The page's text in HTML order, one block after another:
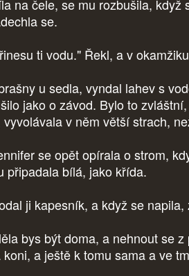
na čele, se mu rozbušila, když
se.
ti vodu." Řekl, a v
u sedla, vyndal lahev s
jako o závod. Bylo to
vyvolávala v něm větší strach,
se opět opírala o strom,
připadala bílá, jako křída.
ji kapesník, a když se
bys být doma, a nehnout se
koni, a ještě k tomu sama a ve